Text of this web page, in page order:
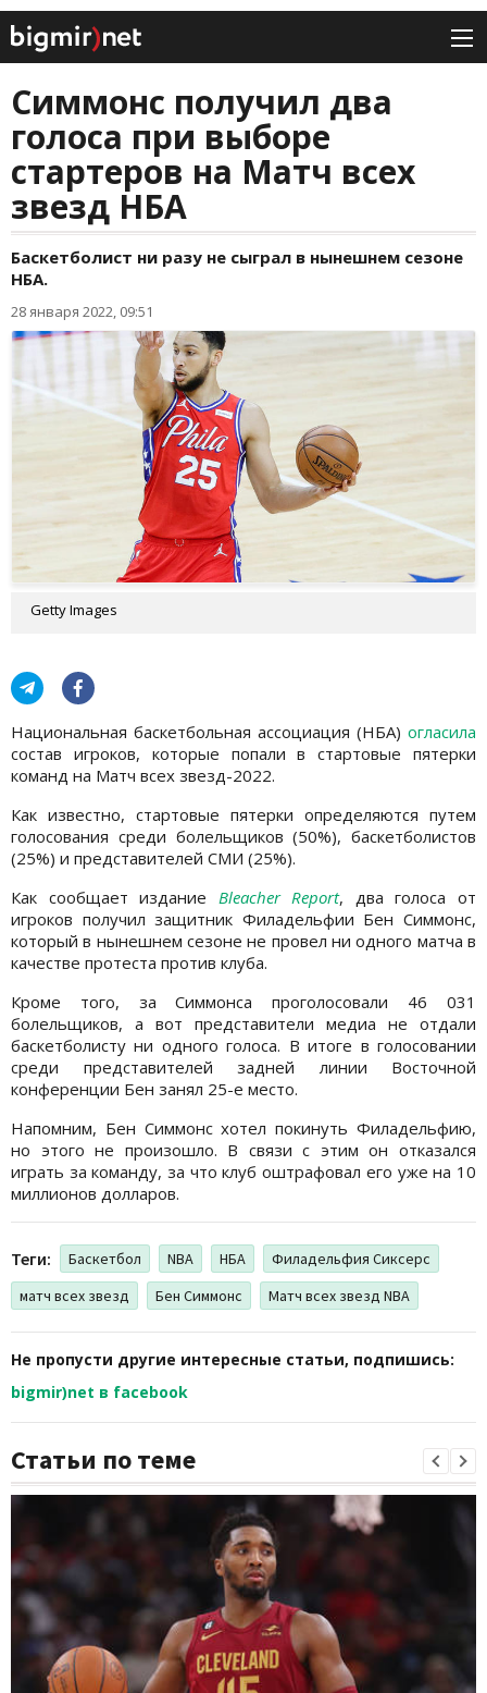
Симмонс получил два
голоса при выборе
стартеров на Матч всех
звезд НБА
Баскетболист ни разу не сыграл в нынешнем сезоне
НБА.
28 января 2022, 09:51
Getty Images
Национальная баскетбольная ассоциация (НБА) огласила
состав игроков, которые попали в стартовые пятерки
команд на Матч всех звезд-2022.
Как известно, стартовые пятерки определяются путем
голосования среди болельщиков (50%), баскетболистов
(25%) и представителей СМИ (25%).
Как сообщает издание Bleacher Report, два голоса от
игроков получил защитник Филадельфии Бен Симмонс,
который в нынешнем сезоне не провел ни одного матча в
качестве протеста против клуба.
Кроме того, за Симмонса проголосовали 46 031
болельщиков, а вот представители медиа не отдали
баскетболисту ни одного голоса. В итоге в голосовании
среди представителей задней линии Восточной
конференции Бен занял 25-е место.
Напомним, Бен Симмонс хотел покинуть Филадельфию,
но этого не произошло. В связи с этим он отказался
играть за команду, за что клуб оштрафовал его уже на 10
миллионов долларов.
Теги: Баскетбол NBA НБА
Филадельфия Сиксерс
матч всех звезд
Бен Симмонс Матч всех звезд NBA
Не пропусти другие интересные статьи, подпишись:
bigmir)net в facebook
Статьи по теме